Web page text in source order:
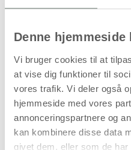
Denne
Vi bruger cookies til at
at vise dig funktioner til
vores trafik. Vi deler også
hjemmeside med vores
annonceringspartnere og
kan kombinere disse data
givet dem, eller som de